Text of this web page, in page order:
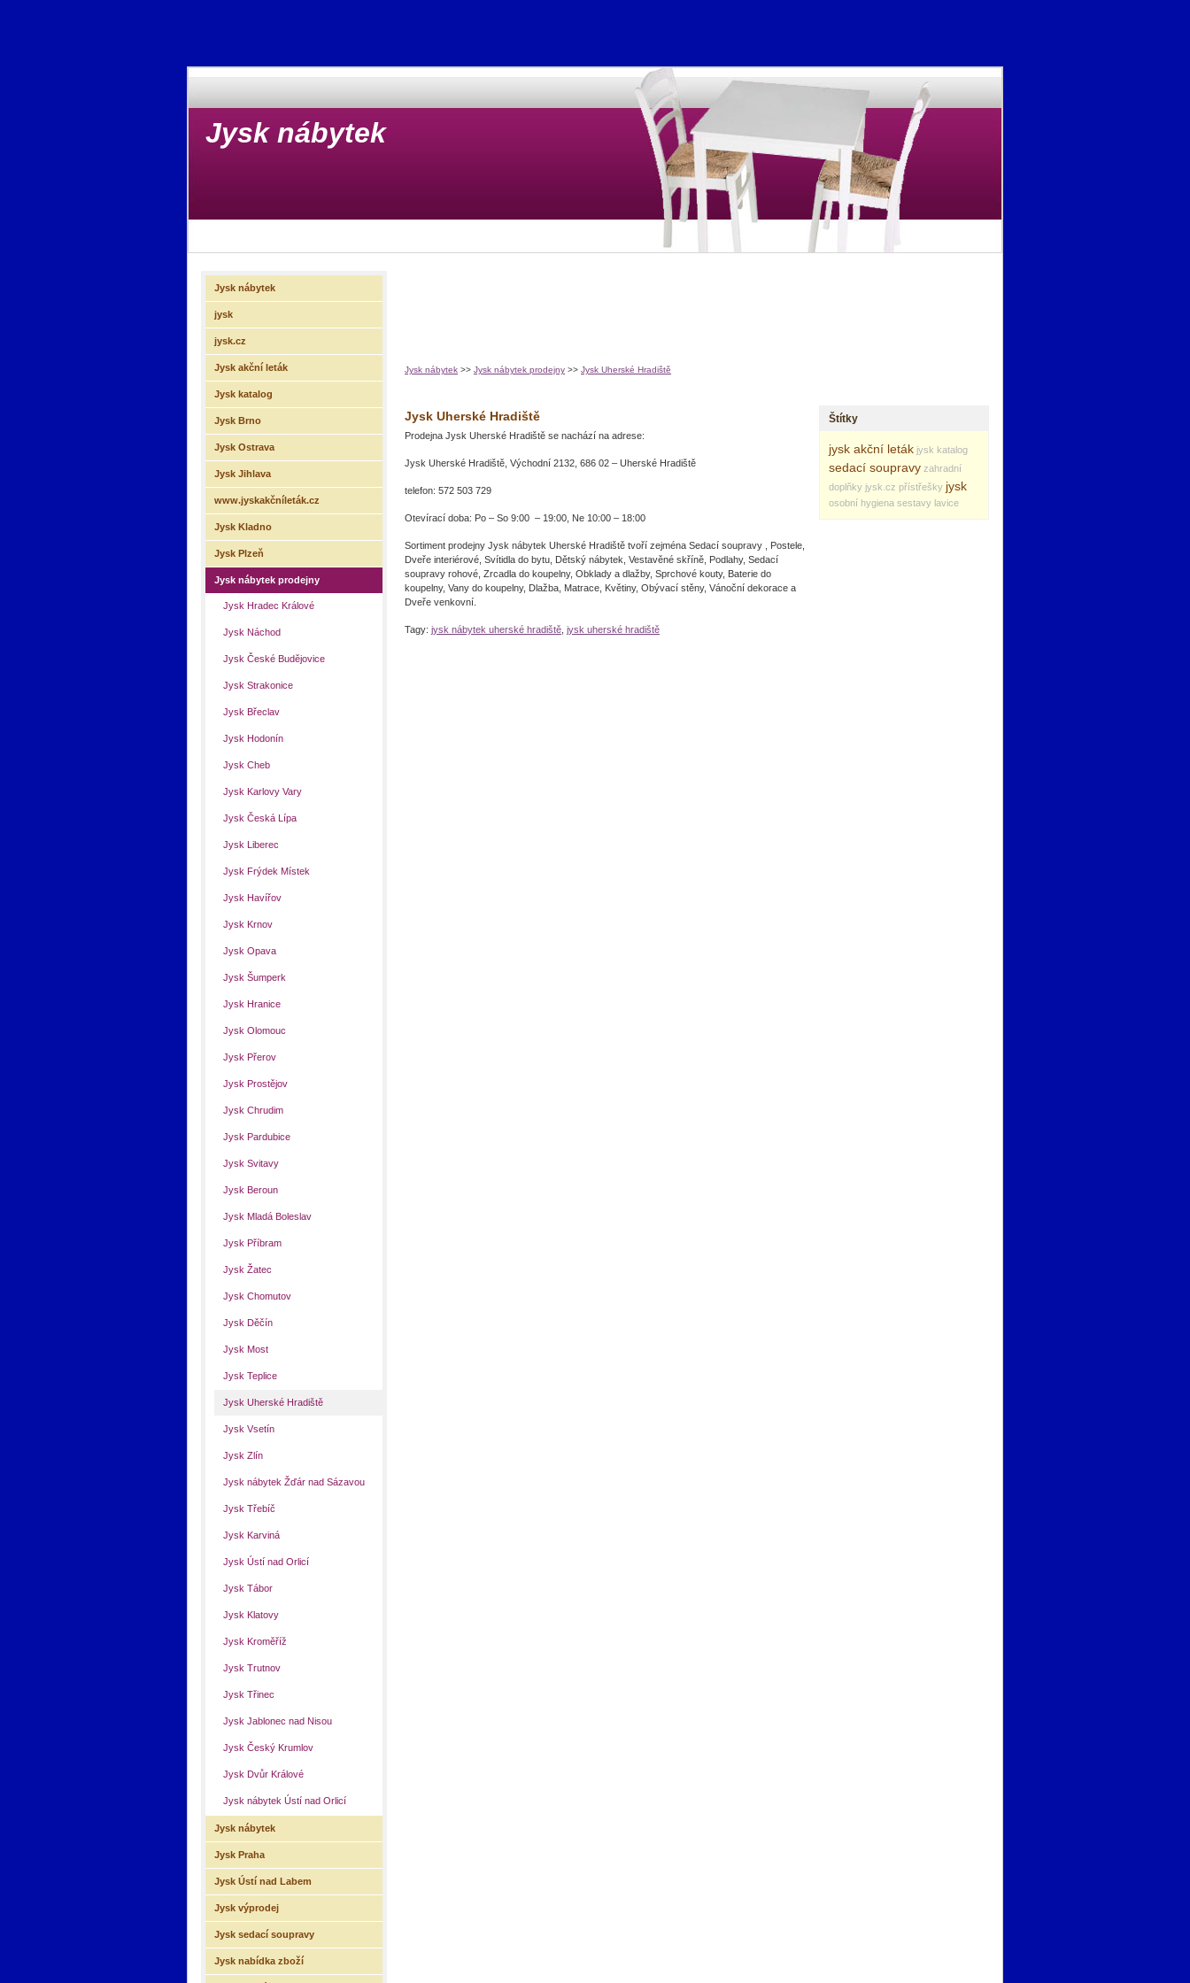
Jysk nábytek
Jysk nábytek >> Jysk nábytek prodejny >> Jysk Uherské Hradiště
Jysk Uherské Hradiště
Prodejna Jysk Uherské Hradiště se nachází na adrese:
Jysk Uherské Hradiště, Východní 2132, 686 02 – Uherské Hradiště
telefon: 572 503 729
Otevírací doba: Po – So 9:00 – 19:00, Ne 10:00 – 18:00
Sortiment prodejny Jysk nábytek Uherské Hradiště tvoří zejména Sedací soupravy , Postele,
Dveře interiérové, Svítidla do bytu, Dětský nábytek, Vestavěné skříně, Podlahy, Sedací
soupravy rohové, Zrcadla do koupelny, Obklady a dlažby, Sprchové kouty, Baterie do
koupelny, Vany do koupelny, Dlažba, Matrace, Květiny, Obývací stěny, Vánoční dekorace a
Dveře venkovní.
Tagy: jysk nábytek uherské hradiště jysk uherské hradiště
Štítky
jysk akční leták jysk katalog
sedací soupravy zahradní
doplňky jysk.cz přístřešky jysk
osobní hygiena sestavy lavice
Jysk nábytek
jysk
jysk.cz
Jysk akční leták
Jysk katalog
Jysk Brno
Jysk Ostrava
Jysk Jihlava
www.jyskakčníleták.cz
Jysk Kladno
Jysk Plzeň
Jysk nábytek prodejny
Jysk Hradec Králové
Jysk Náchod
Jysk České Budějovice
Jysk Strakonice
Jysk Břeclav
Jysk Hodonín
Jysk Cheb
Jysk Karlovy Vary
Jysk Česká Lípa
Jysk Liberec
Jysk Frýdek Místek
Jysk Havířov
Jysk Krnov
Jysk Opava
Jysk Šumperk
Jysk Hranice
Jysk Olomouc
Jysk Přerov
Jysk Prostějov
Jysk Chrudim
Jysk Pardubice
Jysk Svitavy
Jysk Beroun
Jysk Mladá Boleslav
Jysk Příbram
Jysk Žatec
Jysk Chomutov
Jysk Děčín
Jysk Most
Jysk Teplice
Jysk Uherské Hradiště
Jysk Vsetín
Jysk Zlín
Jysk nábytek Žďár nad Sázavou
Jysk Třebíč
Jysk Karviná
Jysk Ústí nad Orlicí
Jysk Tábor
Jysk Klatovy
Jysk Kroměříž
Jysk Trutnov
Jysk Třinec
Jysk Jablonec nad Nisou
Jysk Český Krumlov
Jysk Dvůr Králové
Jysk nábytek Ústí nad Orlicí
Jysk nábytek
Jysk Praha
Jysk Ústí nad Labem
Jysk výprodej
Jysk sedací soupravy
Jysk nabídka zboží